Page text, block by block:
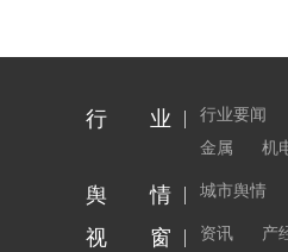
行 业 行业要闻
金属
机
舆 情 城市舆情
视 窗 资讯 产